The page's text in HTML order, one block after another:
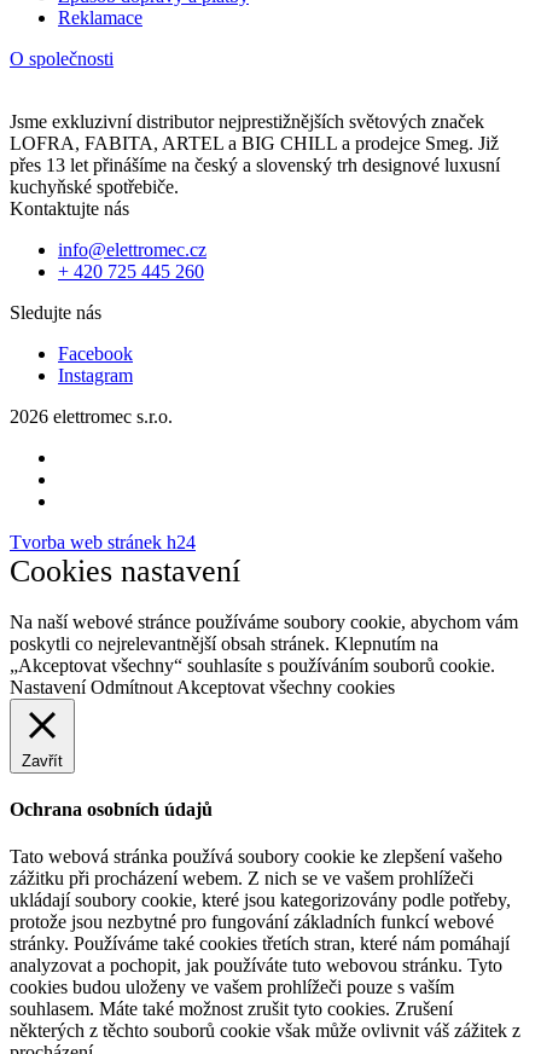
Reklamace
O společnosti
Jsme exkluzivní distributor nejprestižnějších světových značek
LOFRA, FABITA, ARTEL a BIG CHILL a prodejce Smeg. Již
přes 13 let přinášíme na český a slovenský trh designové luxusní
kuchyňské spotřebiče.
Kontaktujte nás
info@elettromec.cz
+ 420 725 445 260
Sledujte nás
Facebook
Instagram
2026 elettromec s.r.o.
Tvorba web stránek h24
Cookies nastavení
Na naší webové stránce používáme soubory cookie, abychom vám
poskytli co nejrelevantnější obsah stránek. Klepnutím na
„Akceptovat všechny“ souhlasíte s používáním souborů cookie.
Nastavení Odmítnout Akceptovat všechny cookies
Zavřít
Ochrana osobních údajů
Tato webová stránka používá soubory cookie ke zlepšení vašeho
zážitku při procházení webem. Z nich se ve vašem prohlížeči
ukládají soubory cookie, které jsou kategorizovány podle potřeby,
protože jsou nezbytné pro fungování základních funkcí webové
stránky. Používáme také cookies třetích stran, které nám pomáhají
analyzovat a pochopit, jak používáte tuto webovou stránku. Tyto
cookies budou uloženy ve vašem prohlížeči pouze s vaším
souhlasem. Máte také možnost zrušit tyto cookies. Zrušení
některých z těchto souborů cookie však může ovlivnit váš zážitek z